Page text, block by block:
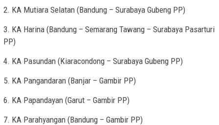
2. KA Mutiara Selatan (Bandung – Surabaya Gubeng PP)
3. KA Harina (Bandung – Semarang Tawang – Surabaya Pasarturi
PP)
4. KA Pasundan (Kiaracondong – Surabaya Gubeng PP)
5. KA Pangandaran (Banjar – Gambir PP)
6. KA Papandayan (Garut – Gambir PP)
7. KA Parahyangan (Bandung – Gambir PP)